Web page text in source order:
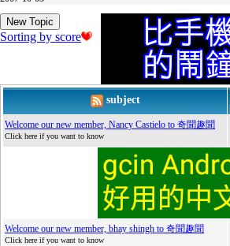
New Topic
Sorting by score
subject
Welcome our new member, Nancy Castielo to 奇聞趣聞
Click here if you want to know
Welcome our new member, bhay shingh to 奇聞趣聞
Click here if you want to know